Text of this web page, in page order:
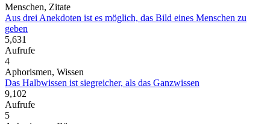
Menschen, Zitate
Aus drei Anekdoten ist es möglich, das Bild eines Menschen zu
geben
5,631
Aufrufe
4
Aphorismen, Wissen
Das Halbwissen ist siegreicher, als das Ganzwissen
9,102
Aufrufe
5